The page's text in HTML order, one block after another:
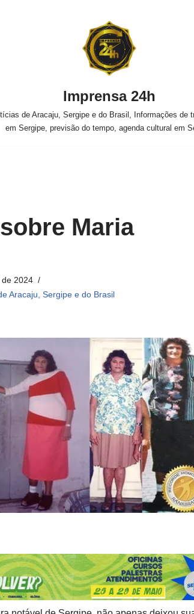
Imprensa 24h
de Aracaju, Sergipe e do Brasil, Informações de
em Sergipe, previsão do tempo, agenda cultural em
Maria
de 2024
Aracaju, Sergipe e do Brasil